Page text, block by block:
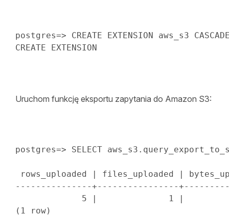
postgres=> CREATE EXTENSION aws_s3
CREATE EXTENSION
Uruchom funkcję eksportu zapytania do Amazon S3:
postgres=> SELECT aws_s3 .
rows_uploaded | files_uploaded
|
---------------+----------------
5
| 1
|
( 1 row)